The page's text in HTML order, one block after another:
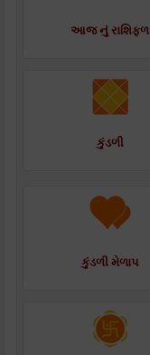
આજ નું રાશિફળ
કુંડળી
કુંડળી મેળાપ